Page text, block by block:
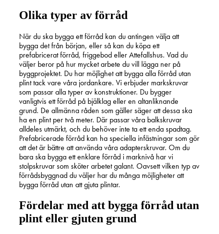
Olika typer av förråd
När du ska bygga ett förråd kan du antingen välja att
bygga det från början, eller så kan du köpa ett
prefabricerat förråd, friggebod eller Attefallshus. Vad du
väljer beror på hur mycket arbete du vill lägga ner på
byggprojektet. Du har möjlighet att bygga alla förråd utan
plint tack vare våra jordankare. Vi erbjuder markskruvar
som passar alla typer av konstruktioner. Du bygger
vanligtvis ett förråd på bjälklag eller en altanliknande
grund. De allmänna råden som gäller säger att dessa ska
ha en plint per två meter. Där passar våra balkskruvar
alldeles utmärkt, och du behöver inte ta ett enda spadtag.
Prefabricerade förråd kan ha speciella infästningar som gör
att det är bättre att använda våra adapterskruvar. Om du
bara ska bygga ett enklare förråd i marknivå har vi
stolpskruvar som sköter arbetet galant. Oavsett vilken typ av
förrådsbyggnad du väljer har du många möjligheter att
bygga förråd utan att gjuta plintar.
Fördelar med att bygga förråd utan
plint eller gjuten grund